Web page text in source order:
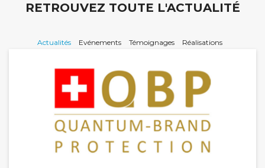
RETROUVEZ TOUTE L'ACTUALITÉ
Actualités Evénements Témoignages Réalisations